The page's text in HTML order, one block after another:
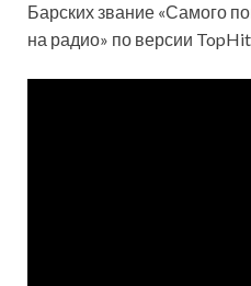
Барских звание «Самого
на радио» по версии